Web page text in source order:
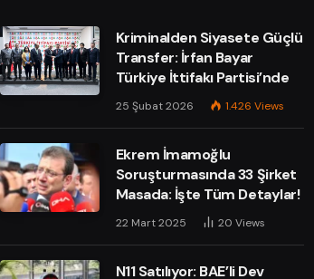
Kriminalden Siyasete Güçlü
Transfer: İrfan Bayar
Türkiye İttifakı Partisi’nde
25 Şubat 2026 1.426 Views
Ekrem İmamoğlu
Soruşturmasında 33 Şirket
Masada: İşte Tüm Detaylar!
22 Mart 2025 20 Views
N11 Satılıyor: BAE’li Dev